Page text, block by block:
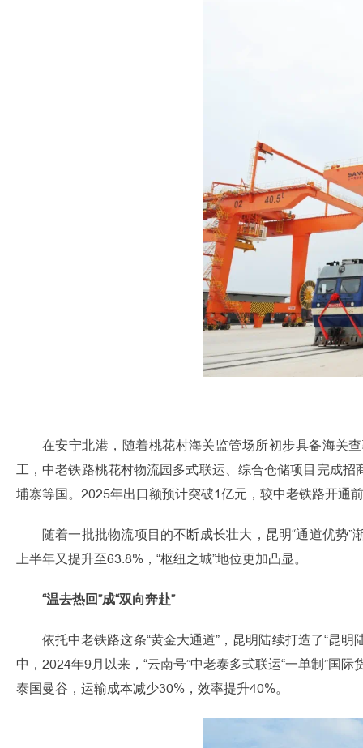
在安宁北港，随着桃花村海关监管场所初步具备海关
工，中老铁路桃花村物流园多式联运、综合仓储项目完成
埔寨等国。2025年出口额预计突破1亿元，较中老铁路开通
随着一批批物流项目的不断成长壮大，昆明“通道优势
上半年又提升至63.8%，“枢纽之城”地位更加凸显。
“温去热回”成“双向奔赴”
依托中老铁路这条“黄金大通道”，昆明陆续打造了“昆
中，2024年9月以来，“云南号”中老泰多式联运“一单制”国
泰国曼谷，运输成本减少30%，效率提升40%。